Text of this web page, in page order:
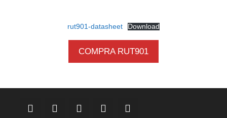
rut901-datasheet Download
COMPRA RUT901